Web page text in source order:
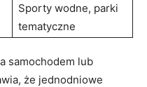
Sporty wodne, ​parki
tematyczne
‍samochodem lub
że jednodniowe